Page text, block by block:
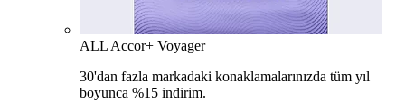
ALL Accor+ Voyager
30'dan fazla markadaki konaklamalarınızda tüm yıl
boyunca %15 indirim.